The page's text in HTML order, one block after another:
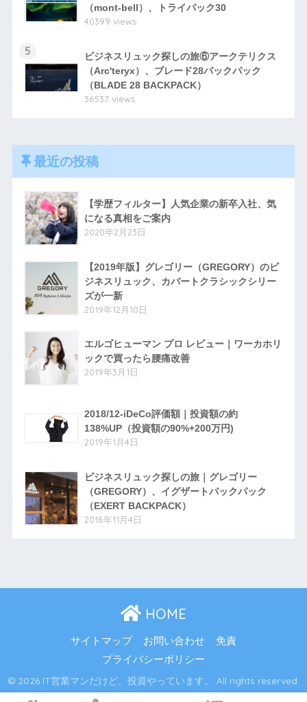
（mont-bell）、トライパック30
40399 views
5
ビジネスリュック探しの旅⑥アークテリクス
（Arc'teryx）、ブレード28バックパック
（BLADE 28 BACKPACK）
36537 views
最近の投稿
【学歴フィルター】人気企業の新卒入社、気
になる真相をご案内
2020年2月23日
【2019年版】グレゴリー（GREGORY）のビ
ジネスリュック、カバートクラシックシリー
ズが一新
2019年12月10日
エルゴヒューマン プロ レビュー｜ワーカホリ
ックで買ったら腰痛改善
2019年3月1日
2018/12-iDeCo評価額｜投資額の約
138%UP（投資額の90%+200万円)
2019年1月4日
ビジネスリュック探しの旅｜グレゴリー
（GREGORY）、イグザートバックパック
（EXERT BACKPACK）
2018年11月4日
HOME
サイトマップ お問い合わせ
免責
プライバシーポリシー
© 2026 IT営業マンだけど、投資やっています。 All rights reserved.